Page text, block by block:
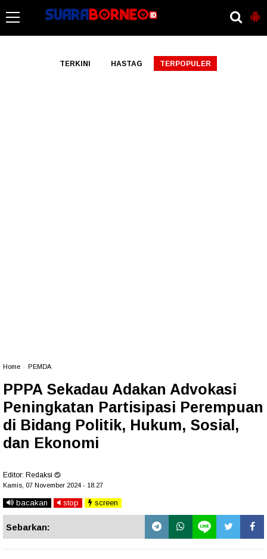
TERKINI HASTAG TERPOPULER
Home PEMDA
PPPA Sekadau Adakan Advokasi
Peningkatan Partisipasi Perempuan
di Bidang Politik, Hukum, Sosial,
dan Ekonomi
Editor: Redaksi
Kamis, 07 November 2024 - 18.27
bacakan stop screen
Sebarkan: